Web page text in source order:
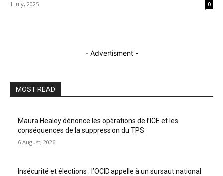
1 July, 2025 0
- Advertisment -
MOST READ
Maura Healey dénonce les opérations de l’ICE et les
conséquences de la suppression du TPS
6 August, 2026
Insécurité et élections : l’OCID appelle à un sursaut national